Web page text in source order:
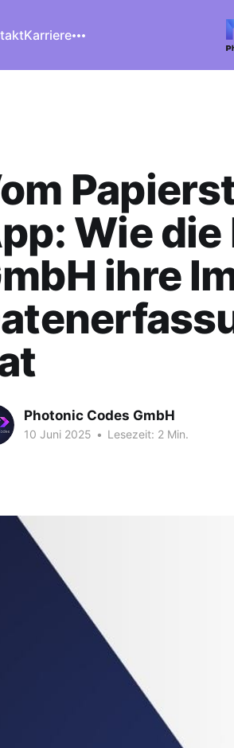
Karriere
Wie die
ihre
Photonic Codes GmbH
10 Juni 2025 • Lesezeit: 2 Min.